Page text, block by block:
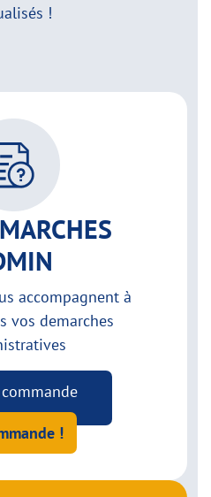
!
accompagnent à
vos demarches
!